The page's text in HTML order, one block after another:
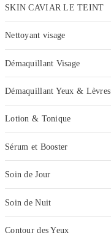
SKIN CAVIAR LE TEINT
Nettoyant visage
Démaquillant Visage
Démaquillant Yeux & Lèvres
Lotion & Tonique
Sérum et Booster
Soin de Jour
Soin de Nuit
Contour des Yeux